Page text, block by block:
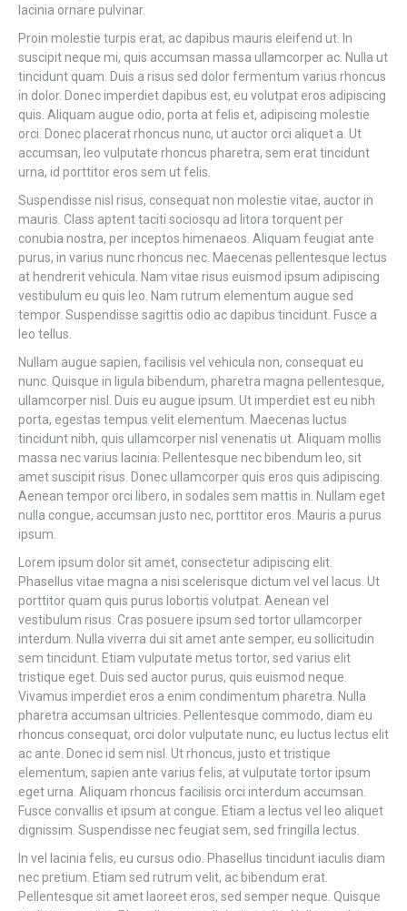
lacinia ornare pulvinar.
Proin molestie turpis erat, ac dapibus mauris eleifend ut. In
suscipit neque mi, quis accumsan massa ullamcorper ac. Nulla ut
tincidunt quam. Duis a risus sed dolor fermentum varius rhoncus
in dolor. Donec imperdiet dapibus est, eu volutpat eros adipiscing
quis. Aliquam augue odio, porta at felis et, adipiscing molestie
orci. Donec placerat rhoncus nunc, ut auctor orci aliquet a. Ut
accumsan, leo vulputate rhoncus pharetra, sem erat tincidunt
urna, id porttitor eros sem ut felis.
Suspendisse nisl risus, consequat non molestie vitae, auctor in
mauris. Class aptent taciti sociosqu ad litora torquent per
conubia nostra, per inceptos himenaeos. Aliquam feugiat ante
purus, in varius nunc rhoncus nec. Maecenas pellentesque lectus
at hendrerit vehicula. Nam vitae risus euismod ipsum adipiscing
vestibulum eu quis leo. Nam rutrum elementum augue sed
tempor. Suspendisse sagittis odio ac dapibus tincidunt. Fusce a
leo tellus.
Nullam augue sapien, facilisis vel vehicula non, consequat eu
nunc. Quisque in ligula bibendum, pharetra magna pellentesque,
ullamcorper nisl. Duis eu augue ipsum. Ut imperdiet est eu nibh
porta, egestas tempus velit elementum. Maecenas luctus
tincidunt nibh, quis ullamcorper nisl venenatis ut. Aliquam mollis
massa nec varius lacinia. Pellentesque nec bibendum leo, sit
amet suscipit risus. Donec ullamcorper quis eros quis adipiscing.
Aenean tempor orci libero, in sodales sem mattis in. Nullam eget
nulla congue, accumsan justo nec, porttitor eros. Mauris a purus
ipsum.
Lorem ipsum dolor sit amet, consectetur adipiscing elit.
Phasellus vitae magna a nisi scelerisque dictum vel vel lacus. Ut
porttitor quam quis purus lobortis volutpat. Aenean vel
vestibulum risus. Cras posuere ipsum sed tortor ullamcorper
interdum. Nulla viverra dui sit amet ante semper, eu sollicitudin
sem tincidunt. Etiam vulputate metus tortor, sed varius elit
tristique eget. Duis sed auctor purus, quis euismod neque.
Vivamus imperdiet eros a enim condimentum pharetra. Nulla
pharetra accumsan ultricies. Pellentesque commodo, diam eu
rhoncus consequat, orci dolor vulputate nunc, eu luctus lectus elit
ac ante. Donec id sem nisl. Ut rhoncus, justo et tristique
elementum, sapien ante varius felis, at vulputate tortor ipsum
eget urna. Aliquam rhoncus facilisis orci interdum accumsan.
Fusce convallis et ipsum at congue. Etiam a lectus vel leo aliquet
dignissim. Suspendisse nec feugiat sem, sed fringilla lectus.
In vel lacinia felis, eu cursus odio. Phasellus tincidunt iaculis diam
nec pretium. Etiam sed rutrum velit, ac bibendum erat.
Pellentesque sit amet laoreet eros, sed semper neque. Quisque